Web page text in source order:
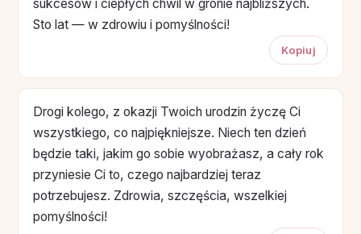
sukcesów i ciepłych chwil w gronie najbliższych.
Sto lat — w zdrowiu i pomyślności!
Kopiuj
Drogi kolego, z okazji Twoich urodzin życzę Ci
wszystkiego, co najpiękniejsze. Niech ten dzień
będzie taki, jakim go sobie wyobrażasz, a cały rok
przyniesie Ci to, czego najbardziej teraz
potrzebujesz. Zdrowia, szczęścia, wszelkiej
pomyślności!